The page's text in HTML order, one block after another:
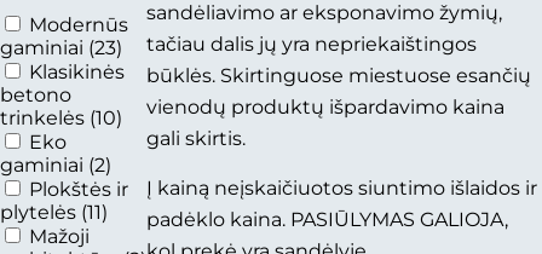
Modernūs
gaminiai (23)
Klasikinės
betono
trinkelės (10)
Eko
gaminiai (2)
Plokštės ir
plytelės (11)
Mažoji
sandėliavimo ar eksponavimo žymių,
tačiau dalis jų yra nepriekaištingos
būklės. Skirtinguose miestuose esančių
vienodų produktų išpardavimo kaina
gali skirtis.
Į kainą neįskaičiuotos siuntimo išlaidos ir
padėklo kaina. PASIŪLYMAS GALIOJA,